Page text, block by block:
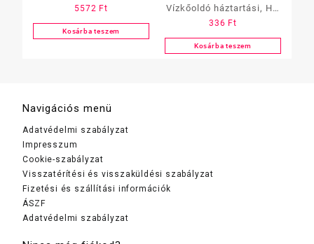
5572 Ft
Kosárba teszem
Vízkőoldó háztartási, HT
1 L
336 Ft
Kosárba teszem
Navigációs menü
Adatvédelmi szabályzat
Impresszum
Cookie-szabályzat
Visszatérítési és visszaküldési szabályzat
Fizetési és szállítási információk
ÁSZF
Adatvédelmi szabályzat